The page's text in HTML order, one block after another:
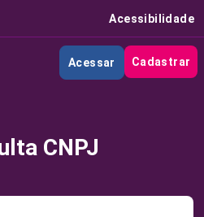
Acessibilidade
Acessar Cadastrar
CNPJ